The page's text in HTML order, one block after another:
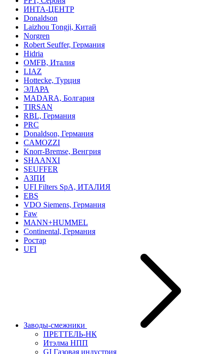
ИНТА-ЦЕНТР
Donaldson
Laizhou Tongji, Китай
Norgren
Robert Seuffer, Германия
Hidria
OMFB, Италия
LIAZ
Hottecke, Турция
ЭЛАРА
MADARA, Болгария
TIRSAN
RBL, Германия
PRC
Donaldson, Германия
CAMOZZI
Knorr-Bremse, Венгрия
SHAANXI
SEUFFER
АЗПИ
UFI Filters SpA, ИТАЛИЯ
EBS
VDO Siemens, Германия
Faw
MANN+HUMMEL
Continental, Германия
Ростар
UFI
Заводы-смежники
ПРЕТТЕЛЬ-НК
Итэлма НПП
GI Газовая индустрия